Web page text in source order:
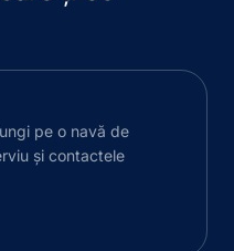
pe o navă de
și contactele